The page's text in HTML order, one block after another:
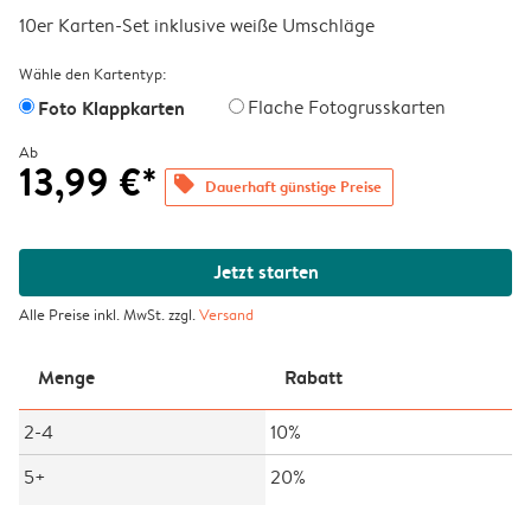
10er Karten-Set inklusive weiße Umschläge
Wähle den Kartentyp:
Foto Klappkarten Flache Fotogrusskarten
Ab
13,99 €* offers Dauerhaft günstige Preise
Jetzt starten
Alle Preise inkl. MwSt. zzgl.Versand
Menge Rabatt
2-4
10%
5+
20%